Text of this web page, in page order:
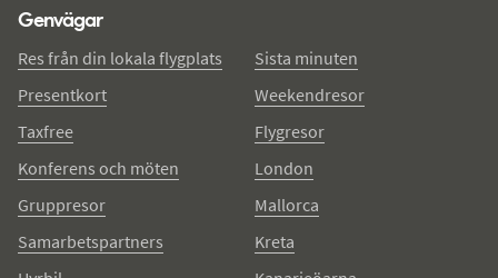
Genvägar
Res från din lokala flygplats
Presentkort
Taxfree
Konferens och möten
Gruppresor
Samarbetspartners
Sista minuten
Weekendresor
Flygresor
London
Mallorca
Kreta